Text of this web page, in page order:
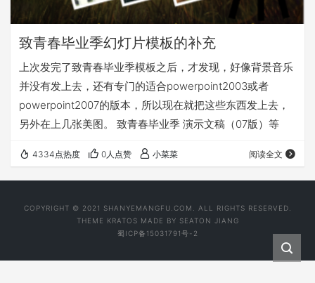
致青春毕业季幻灯片模板的补充
上次发完了致青春毕业季模板之后，才发现，好像背景音乐
并没有发上去，还有专门的适合powerpoint2003或者
powerpoint2007的版本，所以现在就把这些东西发上去，
另外在上几张美图。 致青春毕业季 演示文稿（07版）等
4334点热度 0人点赞 小菜菜 阅读全文
COPYRIGHT © 2021 SHANYEMANGFU.COM. ALL RIGHTS RESERVED.
THEME KRATOS MADE BY SEATON JIANG
蜀ICP备15031791号-2